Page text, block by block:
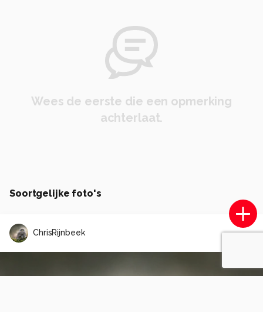
Wees de eerste die een opmerking
achterlaat.
Soortgelijke foto's
ChrisRijnbeek